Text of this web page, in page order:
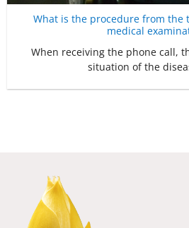
What is the procedure from the
medical
When receiving the phone call,
situation of the